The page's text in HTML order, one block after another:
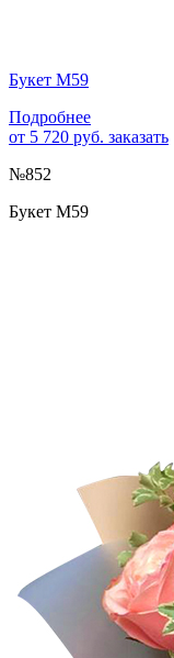
Букет М59
Подробнее
от 5 720 руб. заказать
№852
Букет М59